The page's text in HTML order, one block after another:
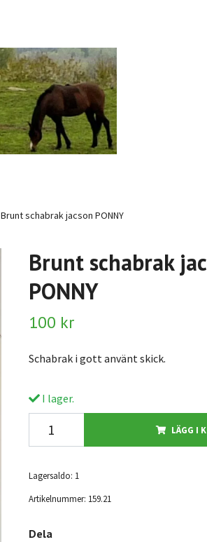
Brunt schabrak jacson PONNY
Brunt schabrak
PONNY
100 kr
Schabrak i gott använt skick.
I lager.
LÄGG I
Lagersaldo: 1
Artikelnummer: 159.21
Dela